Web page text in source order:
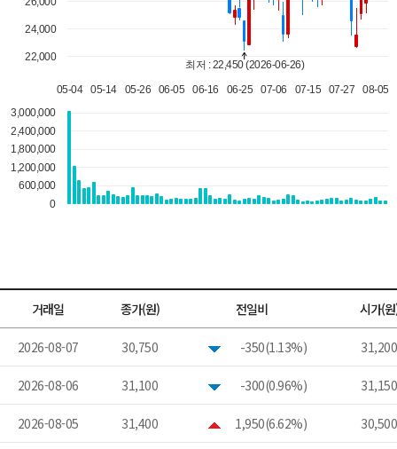
거래일 종가(원) 전일비 시가(
2026-08-07 30,750 -350(1.13%) 31,200
2026-08-06 31,100 -300(0.96%) 31,150
2026-08-05 31,400 1,950(6.62%) 30,500